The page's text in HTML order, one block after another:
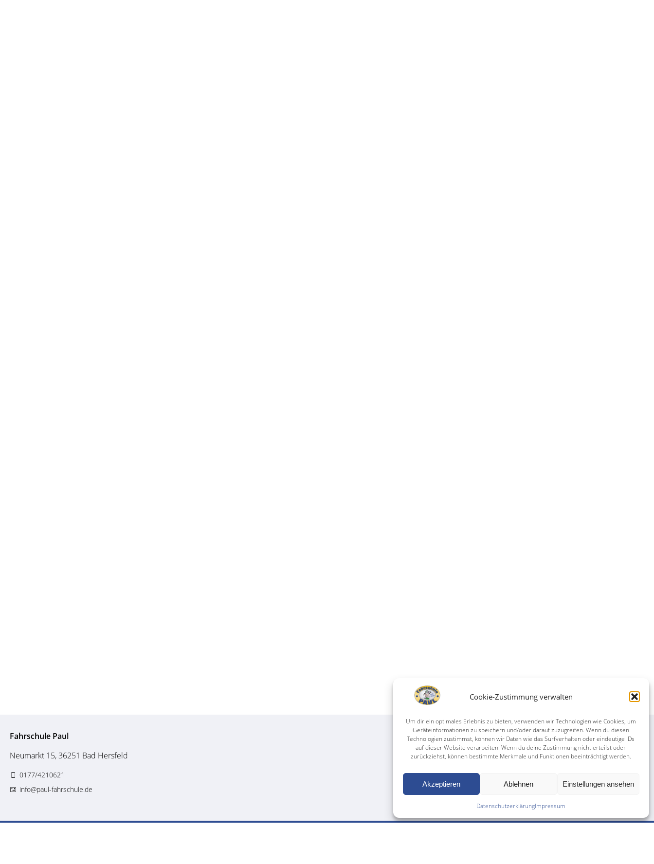
Cookie-Zustimmung verwalten
Um dir ein optimales Erlebnis zu bieten, verwenden wir Technologien wie Cookies, um
Geräteinformationen zu speichern und/oder darauf zuzugreifen. Wenn du diesen
Technologien zustimmst, können wir Daten wie das Surfverhalten oder eindeutige IDs
auf dieser Website verarbeiten. Wenn du deine Zustimmung nicht erteilst oder
zurückziehst, können bestimmte Merkmale und Funktionen beeinträchtigt werden.
Akzeptieren Ablehnen Einstellungen ansehen
DatenschutzerklärungImpressum
Fahrschule Paul
Neumarkt 15, 36251 Bad Hersfeld
0177/4210621
info@paul-fahrschule.de